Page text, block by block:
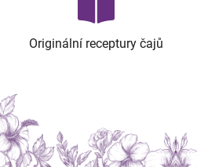
Originální receptury čajů